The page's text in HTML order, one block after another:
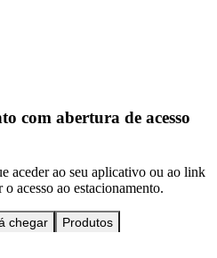
com abertura de acesso
aceder ao seu aplicativo ou ao link
acesso ao estacionamento.
chegar Produtos